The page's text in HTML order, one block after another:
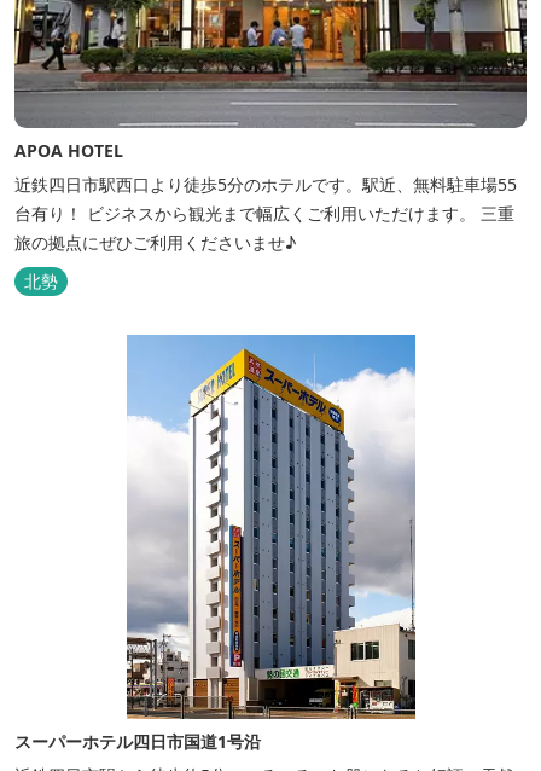
APOA HOTEL
近鉄四日市駅西口より徒歩5分のホテルです。駅近、無料駐車場55
台有り！ ビジネスから観光まで幅広くご利用いただけます。 三重
旅の拠点にぜひご利用くださいませ♪
北勢
スーパーホテル四日市国道1号沿